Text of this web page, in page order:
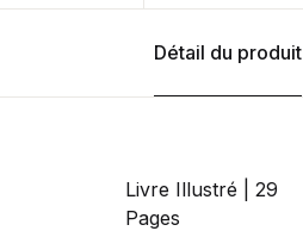
Détail du produit
Livre Illustré | 29
Pages